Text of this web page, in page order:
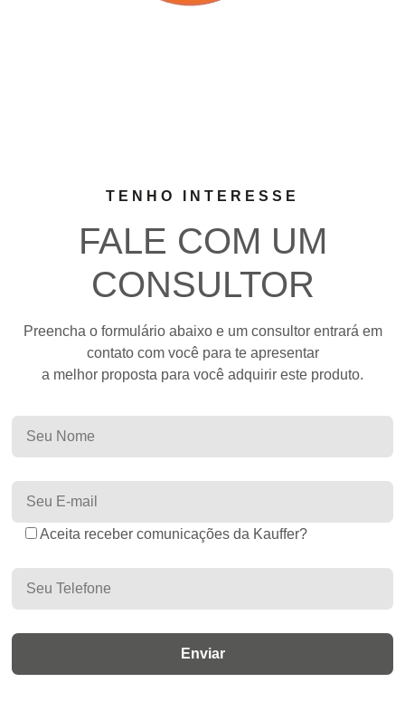
TENHO INTERESSE
FALE COM UM
CONSULTOR
Preencha o formulário abaixo e um consultor entrará em
contato com você para te apresentar
a melhor proposta para você adquirir este produto.
Aceita receber comunicações da Kauffer?